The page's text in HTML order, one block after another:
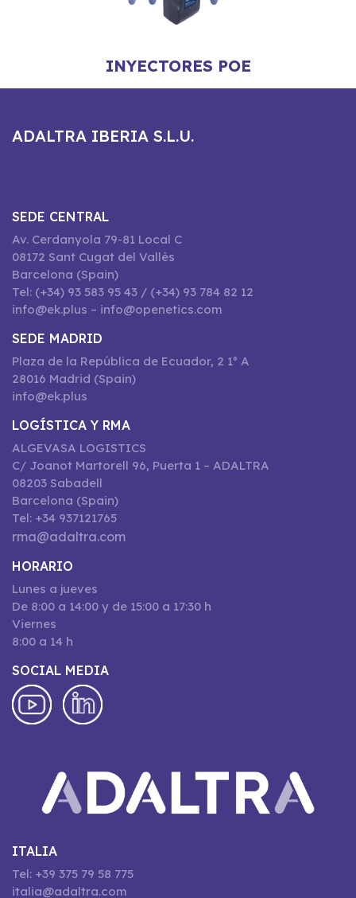
INYECTORES POE
ADALTRA IBERIA S.L.U.
SEDE CENTRAL
Av. Cerdanyola 79-81 Local C
08172 Sant Cugat del Vallès
Barcelona (Spain)
Tel: (+34) 93 583 95 43 / (+34) 93 784 82 12
info@ek.plus – info@openetics.com
SEDE MADRID
Plaza de la República de Ecuador, 2 1º A
28016 Madrid (Spain)
info@ek.plus
LOGÍSTICA Y RMA
ALGEVASA LOGISTICS
C/ Joanot Martorell 96, Puerta 1 – ADALTRA
08203 Sabadell
Barcelona (Spain)
Tel: +34 937121765
rma@adaltra.com
HORARIO
Lunes a jueves
De 8:00 a 14:00 y de 15:00 a 17:30 h
Viernes
8:00 a 14 h
SOCIAL MEDIA
ITALIA
Tel: +39 375 79 58 775
italia@adaltra.com